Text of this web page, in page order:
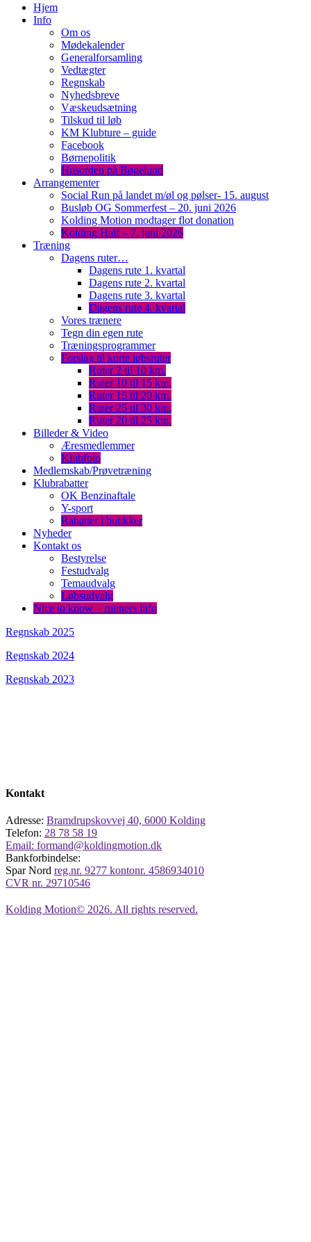
Hjem
Info
Om os
Mødekalender
Generalforsamling
Vedtægter
Regnskab
Nyhedsbreve
Væskeudsætning
Tilskud til løb
KM Klubture – guide
Facebook
Børnepolitik
Husorden på Bøgelund
Arrangementer
Social Run på landet m/øl og pølser- 15. august
Busløb OG Sommerfest – 20. juni 2026
Kolding Motion modtager flot donation
Kolding Half – 7. juni 2026
Træning
Dagens ruter…
Dagens rute 1. kvartal
Dagens rute 2. kvartal
Dagens rute 3. kvartal
Dagens rute 4. kvartal
Vores trænere
Tegn din egen rute
Træningsprogrammer
Forslag til korte løbsruter
Ruter 2 til 10 km.
Ruter 10 til 15 km.
Ruter 15 til 20 km.
Ruter 25 til 30 km.
Ruter 20 til 25 km.
Billeder & Video
Æresmedlemmer
Klubfoto
Medlemskab/Prøvetræning
Klubrabatter
OK Benzinaftale
Y-sport
Rabatter i butikker
Nyheder
Kontakt os
Bestyrelse
Festudvalg
Temaudvalg
Løbsudvalg
Nice to know – runners info
Regnskab 2025
Regnskab 2024
Regnskab 2023
Kontakt
Adresse: Bramdrupskovvej 40, 6000 Kolding
Telefon: 28 78 58 19
Email: formand@koldingmotion.dk
Bankforbindelse:
Spar Nord reg.nr. 9277 kontonr. 4586934010
CVR nr. 29710546
Kolding Motion© 2026. All rights reserved.